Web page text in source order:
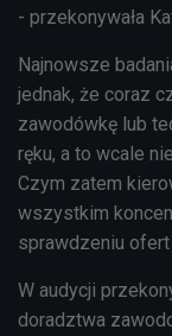
- przekonywała
Najnowsze
jednak, że coraz
zawodówkę lub
ręku, a to wcale
Czym zatem
wszystkim
sprawdzeniu
W audycji
doradztwa